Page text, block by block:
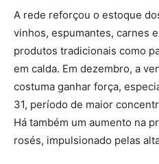
A rede reforçou o estoque
vinhos, espumantes, carnes
produtos tradicionais como
em calda. Em dezembro, a
costuma ganhar força,
31, período de maior
Há também um aumento na
rosés, impulsionado pelas